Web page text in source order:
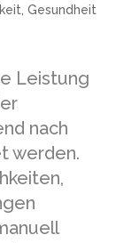
, Gesundheit
Leistung
nach
werden.